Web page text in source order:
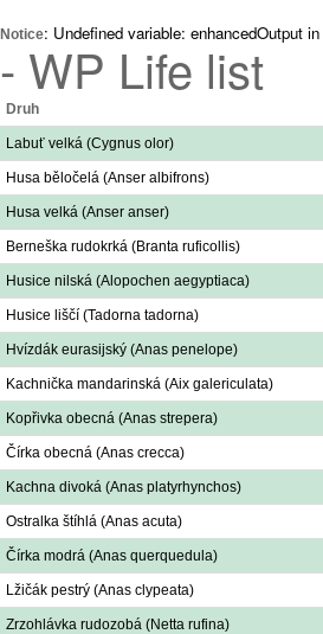
Notice: Undefined variable: enhancedOutput in
- WP Life list
Druh
Labuť velká (Cygnus olor)
Husa běločelá (Anser albifrons)
Husa velká (Anser anser)
Berneška rudokrká (Branta ruficollis)
Husice nilská (Alopochen aegyptiaca)
Husice liščí (Tadorna tadorna)
Hvízdák eurasijský (Anas penelope)
Kachnička mandarinská (Aix galericulata)
Kopřivka obecná (Anas strepera)
Čírka obecná (Anas crecca)
Kachna divoká (Anas platyrhynchos)
Ostralka štíhlá (Anas acuta)
Čírka modrá (Anas querquedula)
Lžičák pestrý (Anas clypeata)
Zrzohlávka rudozobá (Netta rufina)